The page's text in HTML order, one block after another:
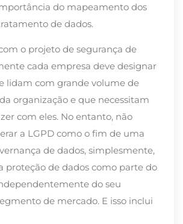
do mapeamento dos
de dados.
o projeto de segurança de
cada empresa deve designar
lidam com grande volume de
organização e que necessitam
com eles. No entanto, não
a LGPD como o fim de uma
de dados, simplesmente,
proteção de dados como parte do
do seu
de mercado. E isso inclui